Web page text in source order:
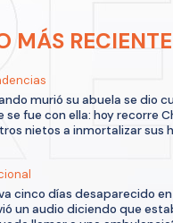
MÁS RECIENTE
murió su abuela se dio
se fue con ella: hoy recorre
nietos a inmortalizar sus
cinco días desaparecido
un audio diciendo que